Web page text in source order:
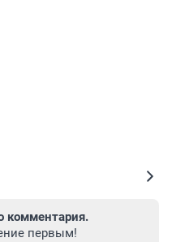
комментария.
первым!